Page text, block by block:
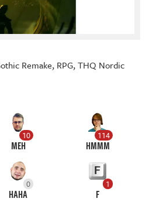
Remake, RPG,THQ Nordic
10
MEH
114
HMMM
0
HAHA
1
F